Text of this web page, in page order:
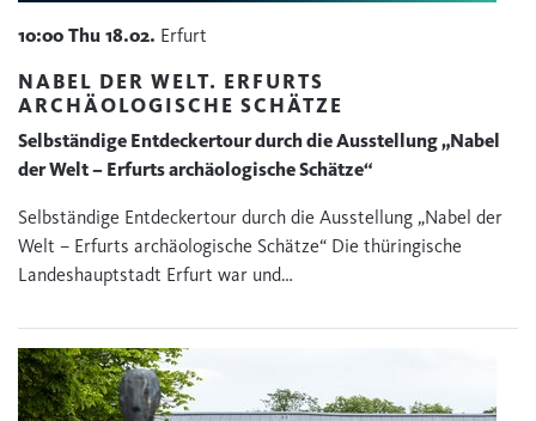
10:00 Thu 18.02. Erfurt
NABEL DER WELT. ERFURTS
ARCHÄOLOGISCHE SCHÄTZE
Selbständige Entdeckertour durch die Ausstellung „Nabel
der Welt – Erfurts archäologische Schätze“
Selbständige Entdeckertour durch die Ausstellung „Nabel der
Welt – Erfurts archäologische Schätze“ Die thüringische
Landeshauptstadt Erfurt war und…